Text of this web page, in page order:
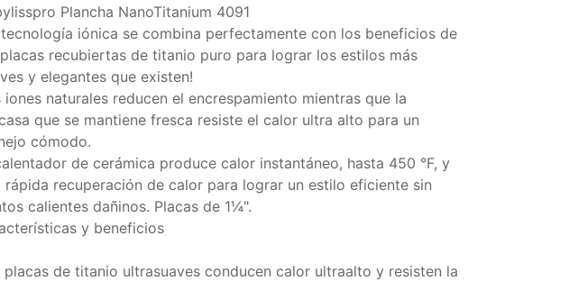
Plancha NanoTitanium 4091
tecnología iónica se combina perfectamente con los beneficios de
recubiertas de titanio puro para lograr los estilos más
y elegantes que existen!
iones naturales reducen el encrespamiento mientras que la
que se mantiene fresca resiste el calor ultra alto para un
cómodo.
de cerámica produce calor instantáneo, hasta 450 °F, y
rápida recuperación de calor para lograr un estilo eficiente sin
calientes dañinos. Placas de 1¼".
y beneficios
placas de titanio ultrasuaves conducen calor ultraalto y resisten la